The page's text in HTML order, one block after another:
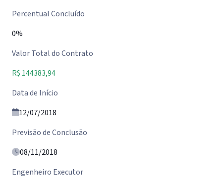
Percentual Concluído
0%
Valor Total do Contrato
R$ 144383,94
Data de Início
12/07/2018
Previsão de Conclusão
08/11/2018
Engenheiro Executor